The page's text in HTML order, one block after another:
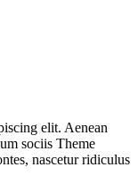
elit. Aenean
sociis Theme
nascetur ridiculus